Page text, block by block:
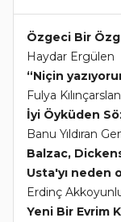
Özgeci Bir
Haydar Ergülen
“Niçin
Fulya Kılınçarslan
İyi Öyküden
Banu Yıldıran
Balzac,
Usta'yı neden
Erdinç
Yeni Bir Evrim